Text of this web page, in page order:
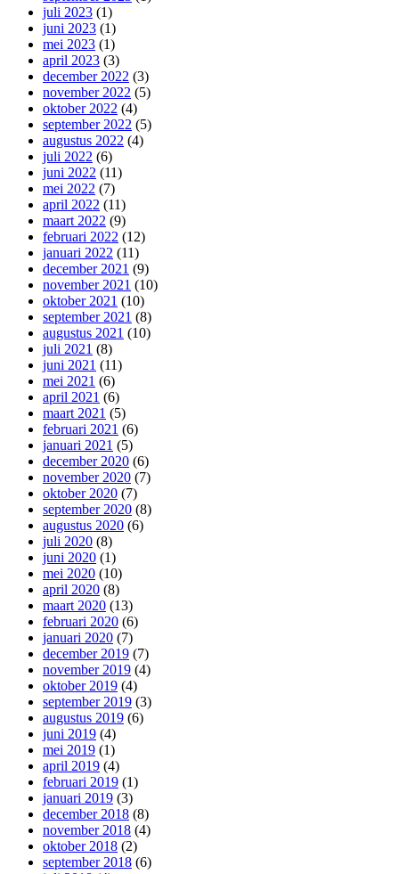
juli 2023 (1)
juni 2023 (1)
mei 2023 (1)
april 2023 (3)
december 2022 (3)
november 2022 (5)
oktober 2022 (4)
september 2022 (5)
augustus 2022 (4)
juli 2022 (6)
juni 2022 (11)
mei 2022 (7)
april 2022 (11)
maart 2022 (9)
februari 2022 (12)
januari 2022 (11)
december 2021 (9)
november 2021 (10)
oktober 2021 (10)
september 2021 (8)
augustus 2021 (10)
juli 2021 (8)
juni 2021 (11)
mei 2021 (6)
april 2021 (6)
maart 2021 (5)
februari 2021 (6)
januari 2021 (5)
december 2020 (6)
november 2020 (7)
oktober 2020 (7)
september 2020 (8)
augustus 2020 (6)
juli 2020 (8)
juni 2020 (1)
mei 2020 (10)
april 2020 (8)
maart 2020 (13)
februari 2020 (6)
januari 2020 (7)
december 2019 (7)
november 2019 (4)
oktober 2019 (4)
september 2019 (3)
augustus 2019 (6)
juni 2019 (4)
mei 2019 (1)
april 2019 (4)
februari 2019 (1)
januari 2019 (3)
december 2018 (8)
november 2018 (4)
oktober 2018 (2)
september 2018 (6)